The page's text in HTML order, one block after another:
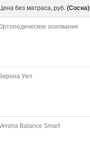
Цена без матраса, руб. (Сосна)
основание
Верона Уют
Balance Smart